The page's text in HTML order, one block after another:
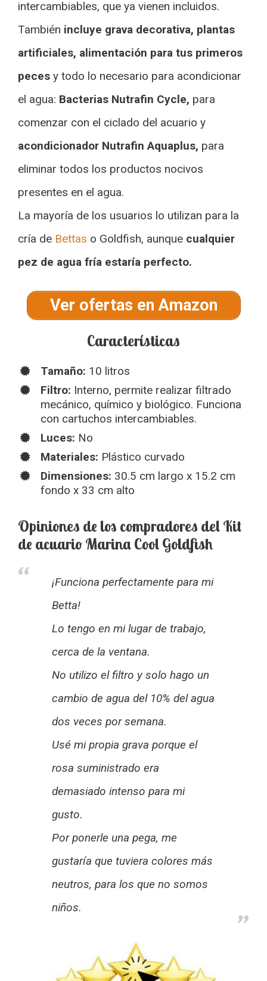
intercambiables, que ya vienen incluidos.
También incluye grava decorativa, plantas
artificiales, alimentación para tus primeros
peces y todo lo necesario para acondicionar
el agua: Bacterias Nutrafin Cycle, para
comenzar con el ciclado del acuario y
acondicionador Nutrafin Aquaplus, para
eliminar todos los productos nocivos
presentes en el agua.
La mayoría de los usuarios lo utilizan para la
cría de Bettas o Goldfish, aunque cualquier
pez de agua fría estaría perfecto.
Ver ofertas en Amazon
Características
Tamaño: 10 litros
Filtro: Interno, permite realizar filtrado
mecánico, químico y biológico. Funciona
con cartuchos intercambiables.
Luces: No
Materiales: Plástico curvado
Dimensiones: 30.5 cm largo x 15.2 cm
fondo x 33 cm alto
Opiniones de los compradores del Kit
de acuario Marina Cool Goldfish
¡Funciona perfectamente para mi
Betta!
Lo tengo en mi lugar de trabajo,
cerca de la ventana.
No utilizo el filtro y solo hago un
cambio de agua del 10% del agua
dos veces por semana.
Usé mi propia grava porque el
rosa suministrado era
demasiado intenso para mi
gusto.
Por ponerle una pega, me
gustaría que tuviera colores más
neutros, para los que no somos
niños.